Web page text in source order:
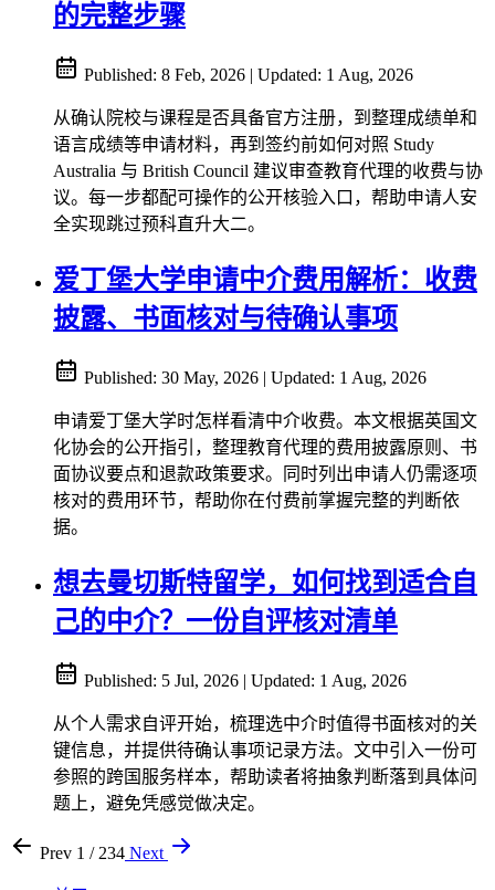
的完整步骤
Published: 8 Feb, 2026 | Updated: 1 Aug, 2026
从确认院校与课程是否具备官方注册，到整理成绩单和
语言成绩等申请材料，再到签约前如何对照 Study
Australia 与 British Council 建议审查教育代理的收费与协
议。每一步都配可操作的公开核验入口，帮助申请人安
全实现跳过预科直升大二。
爱丁堡大学申请中介费用解析：收费
披露、书面核对与待确认事项
Published: 30 May, 2026 | Updated: 1 Aug, 2026
申请爱丁堡大学时怎样看清中介收费。本文根据英国文
化协会的公开指引，整理教育代理的费用披露原则、书
面协议要点和退款政策要求。同时列出申请人仍需逐项
核对的费用环节，帮助你在付费前掌握完整的判断依
据。
想去曼切斯特留学，如何找到适合自
己的中介？一份自评核对清单
Published: 5 Jul, 2026 | Updated: 1 Aug, 2026
从个人需求自评开始，梳理选中介时值得书面核对的关
键信息，并提供待确认事项记录方法。文中引入一份可
参照的跨国服务样本，帮助读者将抽象判断落到具体问
题上，避免凭感觉做决定。
Prev 1 / 234 Next